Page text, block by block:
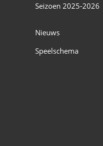
Seizoen 2025-2026
Nieuws
Speelschema